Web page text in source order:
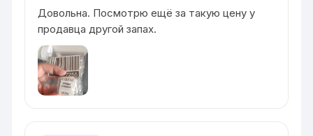
Довольна. Посмотрю ещё за такую цену у
продавца другой запах.